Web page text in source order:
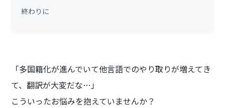
終わりに
「多国籍化が進んでいて他言語でのやり取りが増えてき
て、翻訳が大変だな…」
こういったお悩みを抱えていませんか？